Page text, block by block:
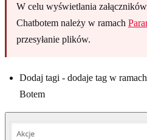
W celu wyświetlania
Chatbotem należy w ramach
przesyłanie plików.
Dodaj tagi - dodaje tag w
Botem